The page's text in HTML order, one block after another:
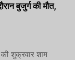
बुजुर्ग की मौत,
शुक्रवार शाम